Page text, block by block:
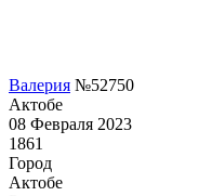
Валерия №52750
Актобе
08 Февраля 2023
1861
Город
Актобе